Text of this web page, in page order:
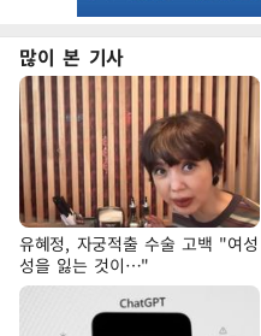
많이 본 기사
유혜정, 자궁적출 수술 고백 "여성
성을 잃는 것이…"